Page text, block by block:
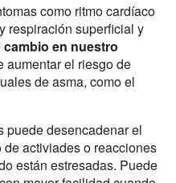
como ritmo cardíaco
respiración superficial y
cambio en nuestro
aumentar el riesgo de
de asma, como el
puede desencadenar el
activiades o reacciones
están estresadas. Puede